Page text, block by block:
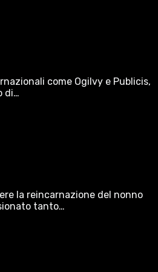
come Ogilvy e Publicis,
di…
la reincarnazione del nonno
tanto…